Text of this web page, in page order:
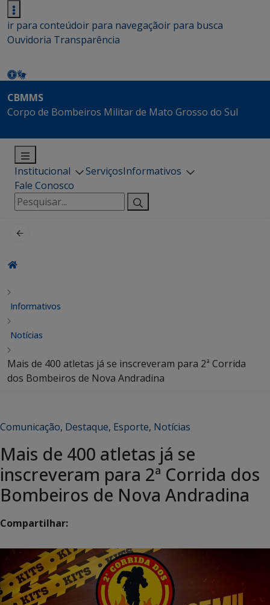
ir para conteúdoir para navegaçãoir para busca
Ouvidoria Transparência
CBMMS
Corpo de Bombeiros Militar de Mato Grosso do Sul
Institucional ServiçosInformativos
Fale Conosco
Pesquisar
por:
Informativos
Notícias
Mais de 400 atletas já se inscreveram para 2ª Corrida
dos Bombeiros de Nova Andradina
Comunicação, Destaque, Esporte, Notícias
Mais de 400 atletas já se
inscreveram para 2ª Corrida dos
Bombeiros de Nova Andradina
Compartilhar: